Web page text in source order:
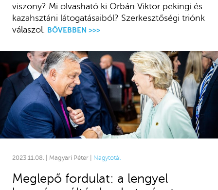
viszony? Mi olvasható ki Orbán Viktor pekingi és
kazahsztáni látogatásaiból? Szerkesztőségi triónk
válaszol.
BŐVEBBEN >>>
2023.11.08. | Magyari Péter | Nagytotál
Meglepő fordulat: a lengyel